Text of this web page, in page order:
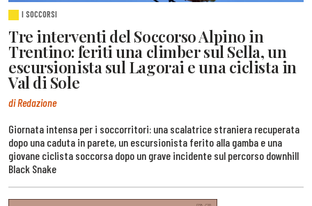
I SOCCORSI
Tre interventi del Soccorso Alpino in
Trentino: feriti una climber sul Sella, un
escursionista sul Lagorai e una ciclista in
Val di Sole
di Redazione
Giornata intensa per i soccorritori: una scalatrice straniera recuperata
dopo una caduta in parete, un escursionista ferito alla gamba e una
giovane ciclista soccorsa dopo un grave incidente sul percorso downhill
Black Snake